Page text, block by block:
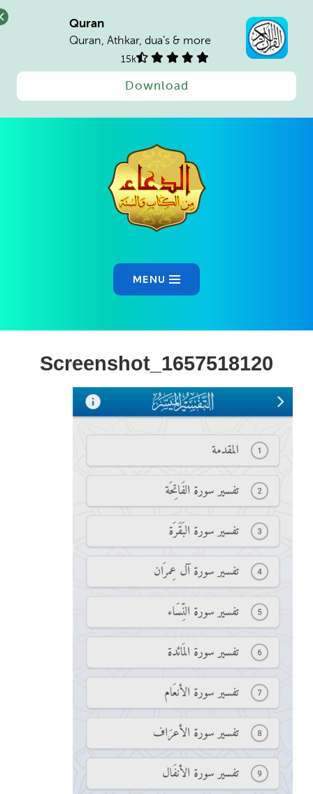
Quran
Quran, Athkar, dua's & more
15k
Download
MENU
Screenshot_1657518120